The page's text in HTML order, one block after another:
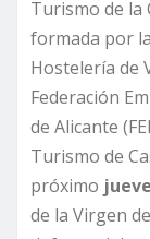
Turismo de la
formada por
Hostelería de
Federación
de Alicante
Turismo de
próximo
de la Virgen